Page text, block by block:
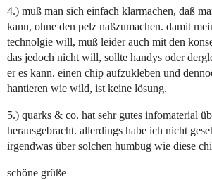
4.) muß man sich einfach klarmachen, daß
kann, ohne den pelz naßzumachen. damit
technolgie will, muß leider auch mit den
das jedoch nicht will, sollte handys oder
er es kann. einen chip aufzukleben und
hantieren wie wild, ist keine lösung.
5.) quarks & co. hat sehr gutes infomaterial
herausgebracht. allerdings habe ich nicht
irgendwas über solchen humbug wie diese
schöne grüße